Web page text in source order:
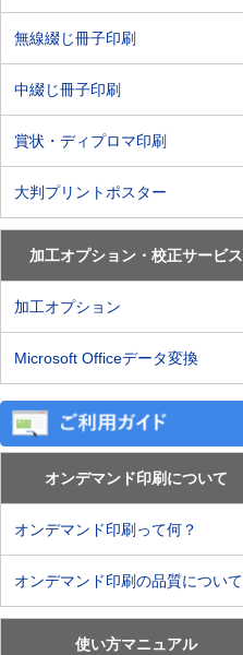
無線綴じ冊子印刷
中綴じ冊子印刷
賞状・ディプロマ印刷
大判プリントポスター
加工オプション・校正サービス
加工オプション
Microsoft Officeデータ変換
オンデマンド印刷について
オンデマンド印刷って何？
オンデマンド印刷の品質について
使い方マニュアル